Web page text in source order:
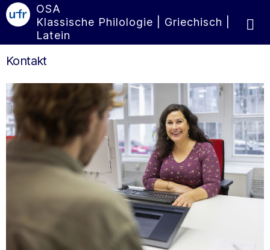
OSA
Klassische Philologie | Griechisch |
Latein
Kontakt